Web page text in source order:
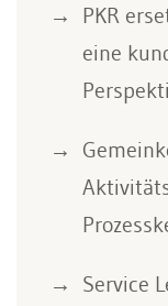
PKR
eine
Service